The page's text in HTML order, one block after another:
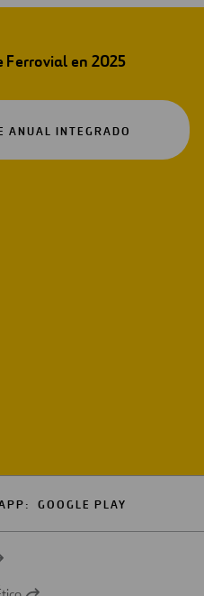
Ferrovial en 2025
ANUAL INTEGRADO
GOOGLE PLAY